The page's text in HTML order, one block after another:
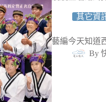
其它資
藝編今天知道
By